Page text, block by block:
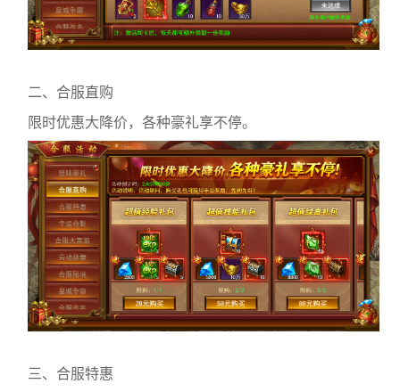
二、合服直购
限时优惠大降价，各种豪礼享不停。
三、合服特惠